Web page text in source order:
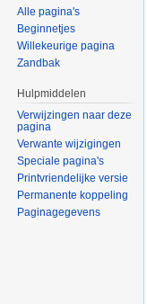
Alle pagina's
Beginnetjes
Willekeurige pagina
Zandbak
Hulpmiddelen
Verwijzingen naar deze
pagina
Verwante wijzigingen
Speciale pagina's
Printvriendelijke versie
Permanente koppeling
Paginagegevens